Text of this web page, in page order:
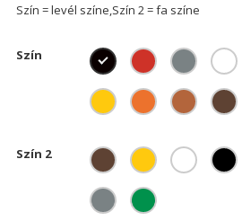
Szín = levél színe,Szín 2 = fa színe
Szín
Szín 2